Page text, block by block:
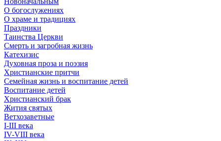
О богослужениях
О храме и традициях
Праздники
Таинства Церкви
Смерть и загробная жизнь
Катехизис
Духовная проза и поэзия
Христианские притчи
Семейная жизнь и воспитание детей
Воспитание детей
Христианский брак
Жития святых
Ветхозаветные
I-III века
IV-VIII века